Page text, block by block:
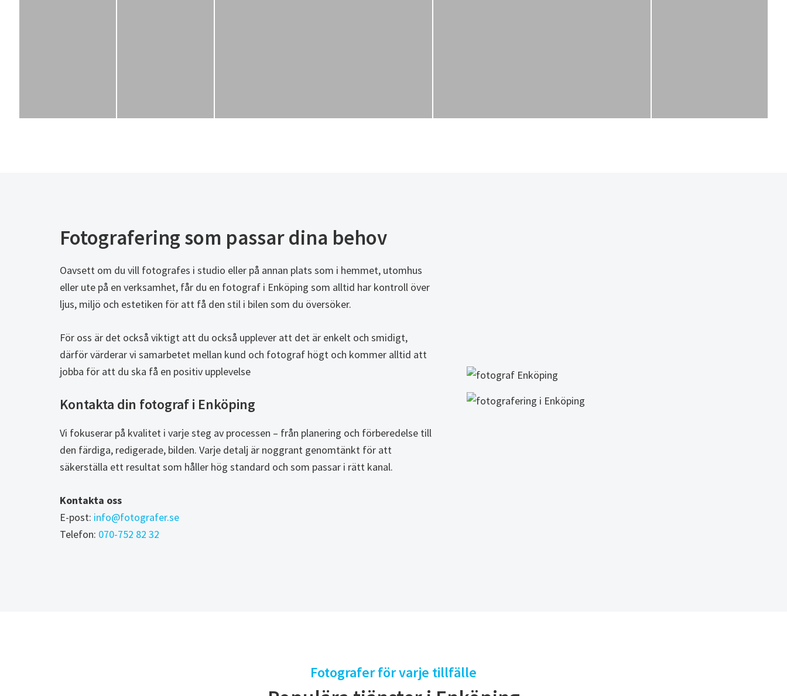
Fotografering som passar dina behov
Oavsett om du vill fotografes i studio eller på annan plats som i hemmet, utomhus
eller ute på en verksamhet, får du en fotograf i Enköping som alltid har kontroll över
ljus, miljö och estetiken för att få den stil i bilen som du översöker.
För oss är det också viktigt att du också upplever att det är enkelt och smidigt,
därför värderar vi samarbetet mellan kund och fotograf högt och kommer alltid att
jobba för att du ska få en positiv upplevelse
Kontakta din fotograf i Enköping
Vi fokuserar på kvalitet i varje steg av processen – från planering och förberedelse till
den färdiga, redigerade, bilden. Varje detalj är noggrant genomtänkt för att
säkerställa ett resultat som håller hög standard och som passar i rätt kanal.
Kontakta oss
E-post: info@fotografer.se
Telefon: 070-752 82 32
Fotografer för varje tillfälle